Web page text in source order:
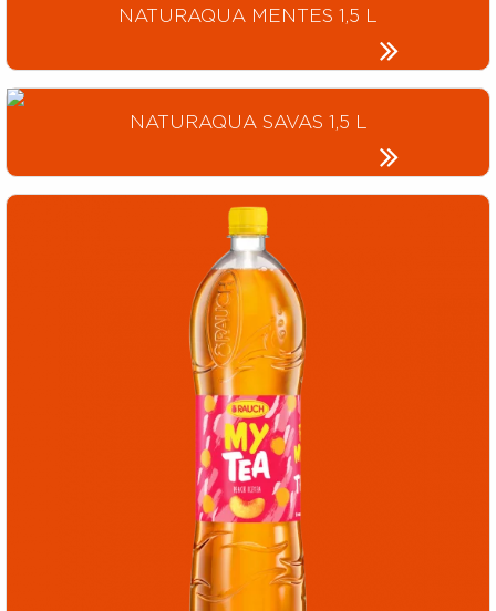
NATURAQUA MENTES 1,5 L
NATURAQUA SAVAS 1,5 L